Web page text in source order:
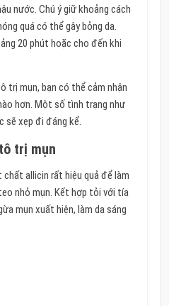
nước. Chú ý giữ khoảng cách
quá có thể gây bỏng da.
20 phút hoặc cho đến khi
trị mụn, bạn có thể cảm nhận
hơn. Một số tình trạng như
sẽ xẹp đi đáng kể.
trị mụn
allicin rất hiệu quả để làm
nhỏ mụn. Kết hợp tỏi với tía
mụn xuất hiện, làm da sáng